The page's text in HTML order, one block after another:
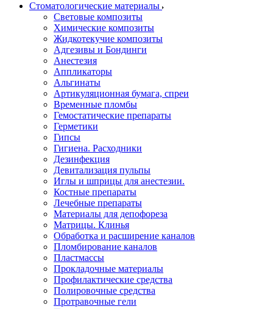
Стоматологические материалы
Световые композиты
Химические композиты
Жидкотекучие композиты
Адгезивы и Бондинги
Анестезия
Аппликаторы
Альгинаты
Артикуляционная бумага, спреи
Временные пломбы
Гемостатические препараты
Герметики
Гипсы
Гигиена. Расходники
Дезинфекция
Девитализация пульпы
Иглы и шприцы для анестезии.
Костные препараты
Лечебные препараты
Материалы для депофореза
Матрицы. Клинья
Обработка и расширение каналов
Пломбирование каналов
Пластмассы
Прокладочные материалы
Профилактические средства
Полировочные средства
Протравочные гели